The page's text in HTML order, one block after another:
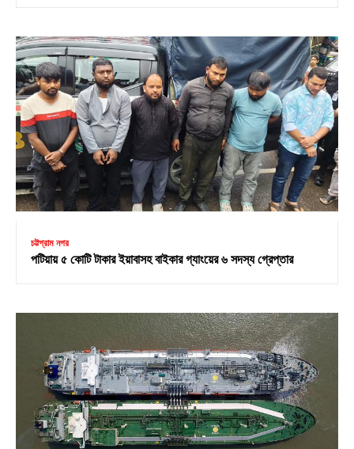
চট্টগ্রাম নগর
পটিয়ায় ৫ কোটি টাকার ইয়াবাসহ বাইকার গ্যাংয়ের ৬ সদস্য গ্রেপ্তার